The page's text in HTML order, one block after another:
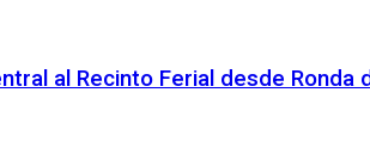
al Recinto Ferial desde Ronda